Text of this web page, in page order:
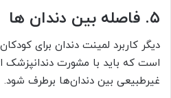
۵. فاصله بین دندان ها
دیگر کاربرد لمینت دندان برای
است که باید با مشورت دندانپزشک
غیرطبیعی بین دندان‌ها برطرف شود.